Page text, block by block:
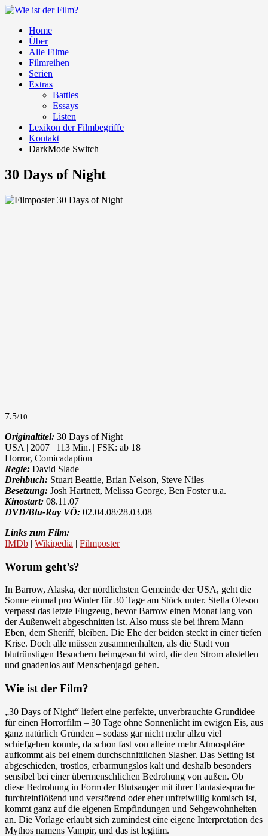
Home
Über
Alle Filme
Filmreihen
Serien
Extras
Battles
Essays
Listen
Lexikon der Filmbegriffe
Kontakt
DarkMode Switch
30 Days of Night
7.5/10
Originaltitel: 30 Days of Night
USA | 2007 | 113 Min. | FSK: ab 18
Horror, Comicadaption
Regie: David Slade
Drehbuch: Stuart Beattie, Brian Nelson, Steve Niles
Besetzung: Josh Hartnett, Melissa George, Ben Foster u.a.
Kinostart: 08.11.07
DVD/Blu-Ray VÖ: 02.04.08/28.03.08
Links zum Film:
IMDb | Wikipedia | Filmposter
Worum geht’s?
In Barrow, Alaska, der nördlichsten Gemeinde der USA, geht die
Sonne einmal pro Winter für 30 Tage am Stück unter. Stella Oleson
verpasst das letzte Flugzeug, bevor Barrow einen Monat lang von
der Außenwelt abgeschnitten ist. Also muss sie bei ihrem Mann
Eben, dem Sheriff, bleiben. Die Ehe der beiden steckt in einer tiefen
Krise. Doch alle müssen zusammenhalten, als die Stadt von
blutrünstigen Besuchern heimgesucht wird, die den Strom abstellen
und gnadenlos auf Menschenjagd gehen.
Wie ist der Film?
„30 Days of Night“ liefert eine perfekte, unverbrauchte Grundidee
für einen Horrorfilm – 30 Tage ohne Sonnenlicht im ewigen Eis, aus
ganz natürlich Gründen – sodass gar nicht mehr allzu viel
schiefgehen konnte, da schon fast von alleine mehr Atmosphäre
aufkommt als bei einem durchschnittlichen Slasher. Das Setting ist
abgeschieden, trostlos, erbarmungslos kalt und deshalb besonders
sensibel bei einer übermenschlichen Bedrohung von außen. Ob
diese Bedrohung in Form der Blutsauger mit ihrer Fantasiesprache
furchteinflößend und verstörend oder eher unfreiwillig komisch ist,
kommt ganz auf die eigenen Empfindungen und Sehgewohnheiten
an. Die Vorlage erlaubt sich zumindest eine eigene Interpretation des
Mythos namens Vampir, und das ist legitim.